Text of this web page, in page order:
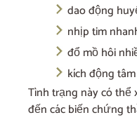
dao động
nhịp tim
đổ mồ hôi
kích động
Tình trạng này có thể
đến các biến chứng